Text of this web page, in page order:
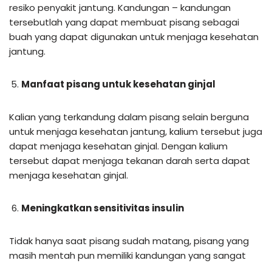
resiko penyakit jantung. Kandungan – kandungan
tersebutlah yang dapat membuat pisang sebagai
buah yang dapat digunakan untuk menjaga kesehatan
jantung.
Manfaat pisang untuk kesehatan ginjal
Kalian yang terkandung dalam pisang selain berguna
untuk menjaga kesehatan jantung, kalium tersebut juga
dapat menjaga kesehatan ginjal. Dengan kalium
tersebut dapat menjaga tekanan darah serta dapat
menjaga kesehatan ginjal.
Meningkatkan sensitivitas insulin
Tidak hanya saat pisang sudah matang, pisang yang
masih mentah pun memiliki kandungan yang sangat